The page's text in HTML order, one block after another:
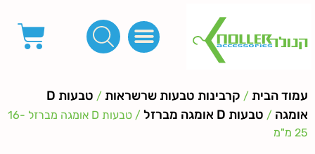
עמוד הבית / קרבינות טבעות שרשראות /
טבעות D
אומגה / טבעות D אומגה מברזל
/ טבעות D אומגה מברזל 16-
25 מ"מ